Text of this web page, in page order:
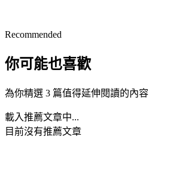
Recommended
你可能也喜歡
為你精選 3 篇值得延伸閱讀的內容
載入推薦文章中...
目前沒有推薦文章